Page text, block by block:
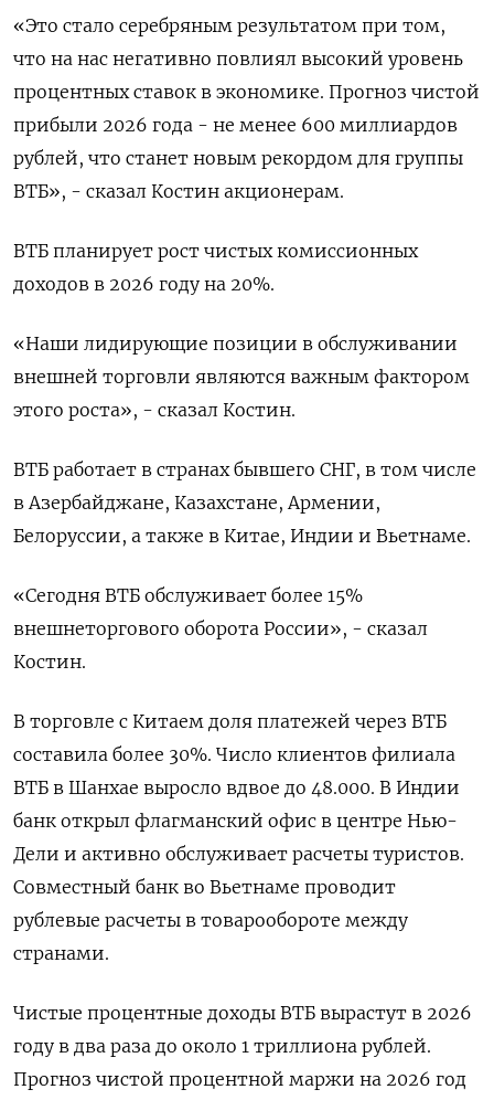
«Это стало серебряным результатом при том,
что на нас негативно повлиял высокий уровень
процентных ставок в ​экономике. Прогноз чистой
прибыли 2026 года - не менее ​600 миллиардов
рублей, что станет новым рекордом для ​группы
ВТБ», - ⁠сказал Костин акционерам.
ВТБ планирует рост чистых комиссионных
доходов в 2026 году на 20%.
«Наши лидирующие позиции в обслуживании
внешней ‌торговли являются важным фактором
этого роста», - сказал Костин.
ВТБ работает в ‌странах бывшего СНГ, в том числе
в Азербайджане, Казахстане, Армении,
Белоруссии, а также в Китае, Индии и Вьетнаме.
«Сегодня ВТБ обслуживает более 15%
внешнеторгового ​оборота России», - сказал
Костин.
В торговле с Китаем доля платежей через ВТБ
составила более 30%. Число клиентов филиала
ВТБ в Шанхае ‌выросло вдвое до 48.000. В Индии
банк открыл флагманский офис в центре Нью-
Дели и активно обслуживает расчеты туристов.
Совместный банк во Вьетнаме ​проводит
рублевые расчеты в товарообороте между
странами.
Чистые процентные доходы ВТБ вырастут в 2026
году в два раза до около 1 триллиона ‌рублей.
Прогноз чистой процентной маржи на 2026 год